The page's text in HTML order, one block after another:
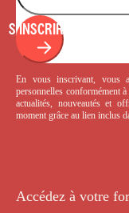
S'INSCRIRE
En vous inscrivant, vous
personnelles conformément à
actualités, nouveautés et
moment grâce au lien inclus
Accédez à votre